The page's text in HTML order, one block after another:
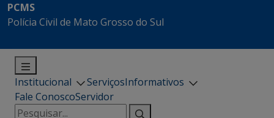
PCMS
Polícia Civil de Mato Grosso do Sul
Institucional ServiçosInformativos
Fale ConoscoServidor
Pesquisar